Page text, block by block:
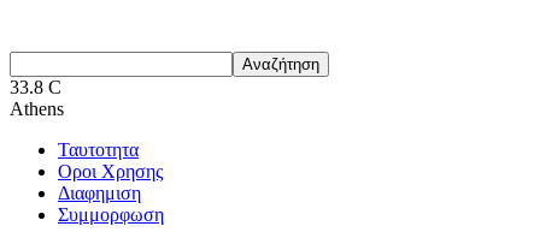
33.8 C
Athens
Ταυτοτητα
Οροι Χρησης
Διαφημιση
Συμμορφωση